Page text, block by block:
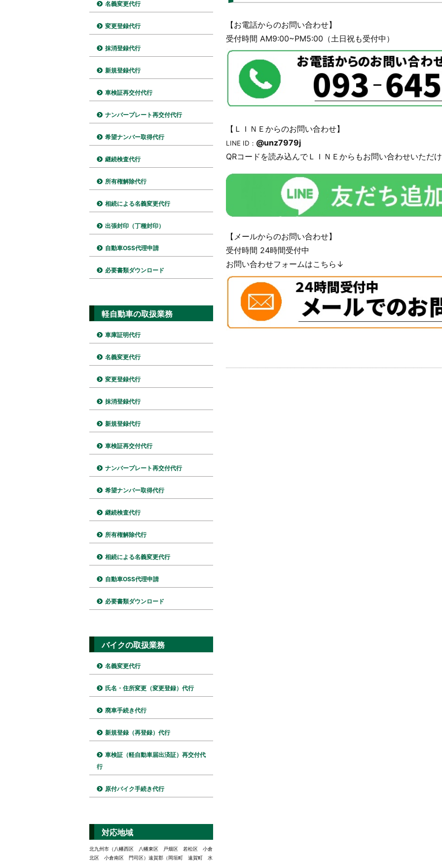
【お電話からのお問い合わせ】
受付時間 AM9:00~PM5:00（土日祝も受付中）
【ＬＩＮＥからのお問い合わせ】
LINE ID： @unz7979j
QRコードを読み込んでＬＩＮＥからもお問い合わせいただ
【メールからのお問い合わせ】
受付時間 24時間受付中
お問い合わせフォームはこちら↓
名義変更代行
変更登録代行
抹消登録代行
新規登録代行
車検証再交付代行
ナンバープレート再交付代行
希望ナンバー取得代行
継続検査代行
所有権解除代行
相続による名義変更代行
出張封印（丁種封印）
自動車OSS代理申請
必要書類ダウンロード
軽自動車の取扱業務
車庫証明代行
名義変更代行
変更登録代行
抹消登録代行
新規登録代行
車検証再交付代行
ナンバープレート再交付代行
希望ナンバー取得代行
継続検査代行
所有権解除代行
相続による名義変更代行
自動車OSS代理申請
必要書類ダウンロード
バイクの取扱業務
名義変更代行
氏名・住所変更（変更登録）代行
廃車手続き代行
新規登録（再登録）代行
車検証（軽自動車届出済証）再交付代
行
原付バイク手続き代行
対応地域
北九州市（八幡西区 八幡東区 戸畑区 若松区 小倉
北区 小倉南区 門司区）遠賀郡（岡垣町 遠賀町 水